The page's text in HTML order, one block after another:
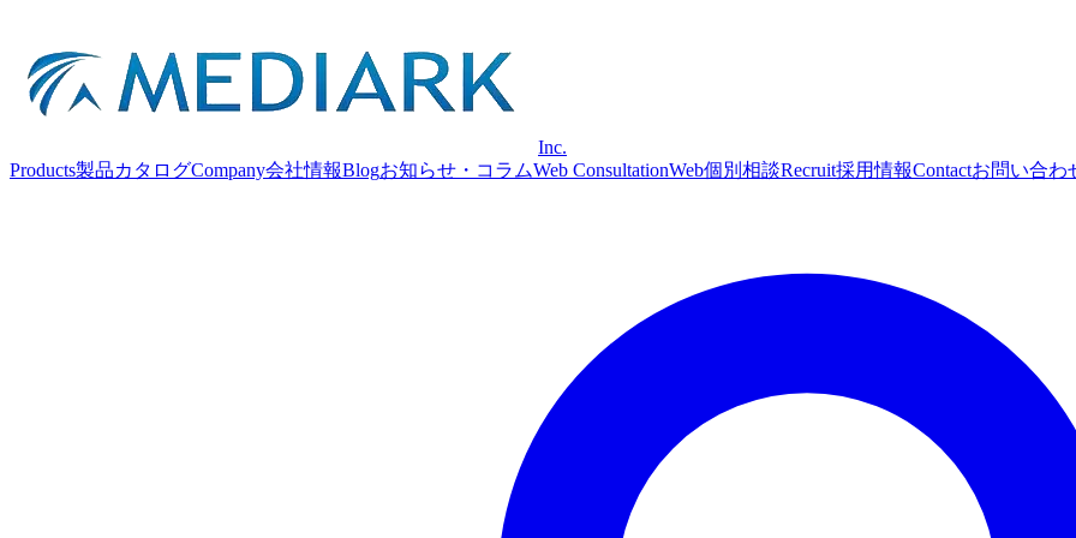
Inc.
Products製品カタログCompany会社情報Blogお知らせ・コラムWeb ConsultationWeb個別相談Recruit採用情報Contactお問い合わ